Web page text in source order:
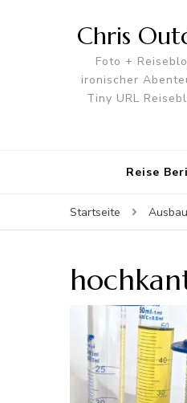
Chris
Foto +
ironischer
Tiny URL
Reise
Startseite Ausbau